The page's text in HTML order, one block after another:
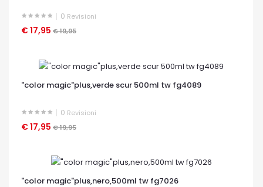
0 Revisioni
€ 17,95 € 19,95
OCCHIATA VELOCE
"color magic"plus,verde scur 500ml tw fg4089
0 Revisioni
€ 17,95 € 19,95
OCCHIATA VELOCE
"color magic"plus,nero,500ml tw fg7026